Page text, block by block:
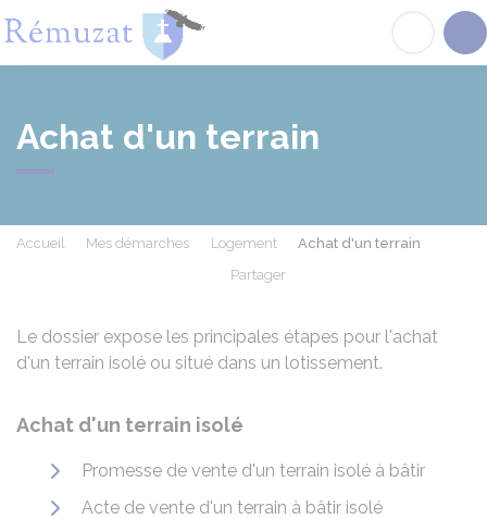
Achat d'un terrain
Accueil Mes démarches Logement
Achat d'un terrain
Partager
Le dossier expose les principales étapes pour l'achat
d'un terrain isolé ou situé dans un lotissement.
Achat d'un terrain isolé
Promesse de vente d'un terrain isolé à bâtir
Acte de vente d'un terrain à bâtir isolé